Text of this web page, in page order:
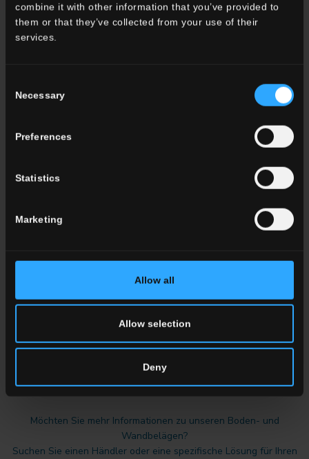
combine it with other information that you’ve provided to
them or that they’ve collected from your use of their
services.
Selection
Necessary
Preferences
Statistics
Marketing
Allow all
Allow selection
Deny
NEWS / EVENTS
von Marmor trifft auf innovative
Oberflächen
Mehr dazu
FORDERN SIE INFORMATIONEN
Möchten Sie mehr Informationen zu unseren Boden- und
Wandbelägen?
Suchen Sie einen Händler oder eine spezifische Lösung für Ihren